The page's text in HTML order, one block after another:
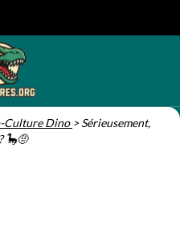
Culture Dino >Sérieusement,
🦕🤨